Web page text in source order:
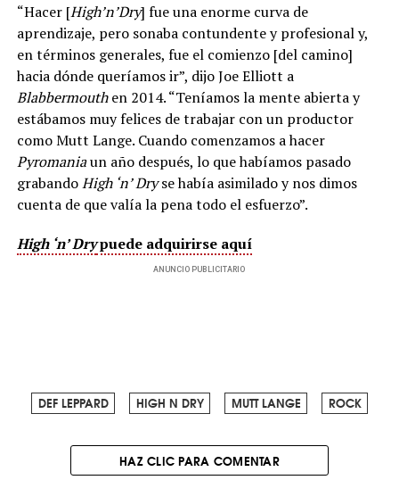
“Hacer [High’n’Dry] fue una enorme curva de
aprendizaje, pero sonaba contundente y profesional y,
en términos generales, fue el comienzo [del camino]
hacia dónde queríamos ir”, dijo Joe Elliott a
Blabbermouthen 2014. “Teníamos la mente abierta y
estábamos muy felices de trabajar con un productor
como Mutt Lange. Cuando comenzamos a hacer
Pyromaniaun año después, lo que habíamos pasado
grabandoHigh ‘n’ Dryse había asimilado y nos dimos
cuenta de que valía la pena todo el esfuerzo”.
High ‘n’ Drypuede adquirirse aquí
ANUNCIO PUBLICITARIO
DEF LEPPARD HIGH N DRY MUTT LANGE ROCK
HAZ CLIC PARA COMENTAR